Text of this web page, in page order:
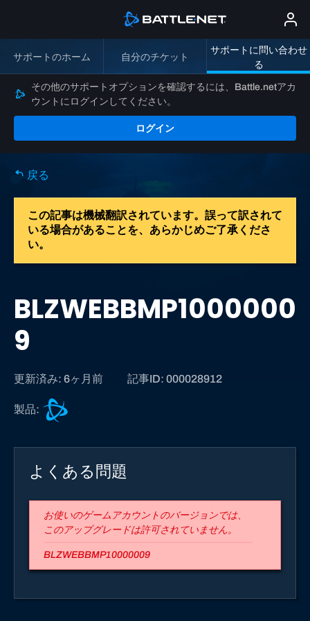
サポートのホーム 自分のチケット
サポートに問い合わせ
る
その他のサポートオプションを確認するには、Battle.netアカ
ウントにログインしてください。
ログイン
戻る
この記事は機械翻訳されています。誤って訳されて
いる場合があることを、あらかじめご了承くださ
い。
BLZWEBBMP1000000
9
更新済み: 6ヶ月前 記事ID: 000028912
製品:
l
.
n
t
サ
よくある問題
お使いのゲームアカウントのバージョンでは、
このアップグレードは許可されていません。
BLZWEBBMP10000009